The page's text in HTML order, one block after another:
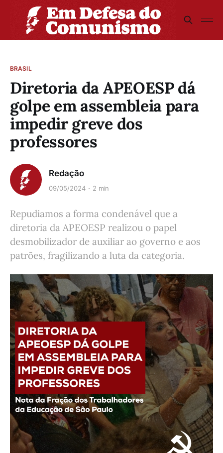
BRASIL
Diretoria da APEOESP dá
golpe em assembleia para
impedir greve dos
professores
Redação
09/05/2024 2 min
Repudiamos a forma condenável que a
diretoria da APEOESP realizou o papel
desmobilizador de auxiliar ao governo e aos
patrões, fragilizando a luta da categoria.